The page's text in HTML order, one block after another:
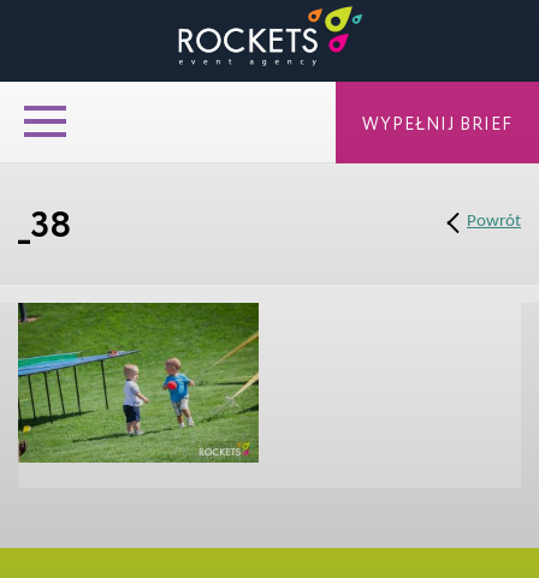
_38 Powrót
WYPEŁNIJ BRIEF